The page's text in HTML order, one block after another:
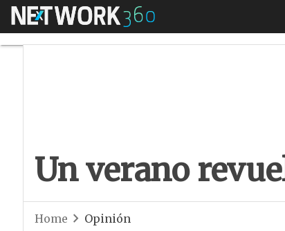
Menú
Un verano
Home Opinión